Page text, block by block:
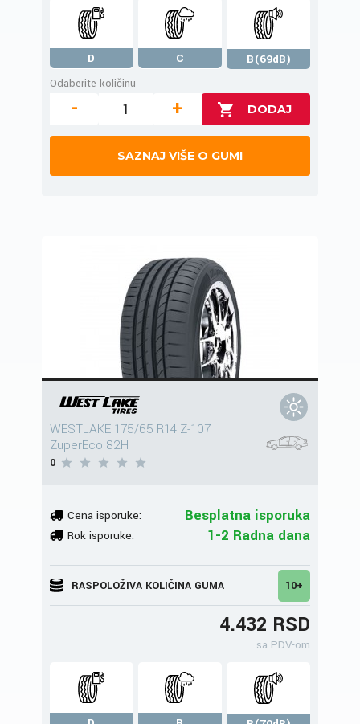
D C
B(69dB)
Odaberite količinu
- +
SAZNAJ VIŠE O GUMI
WESTLAKE 175/65 R14 Z-107
ZuperEco 82H
0
Cena isporuke: Besplatna isporuka
Rok isporuke: 1-2 Radna dana
RASPOLOŽIVA KOLIČINA GUMA 10+
4.432 RSD
sa PDV-om